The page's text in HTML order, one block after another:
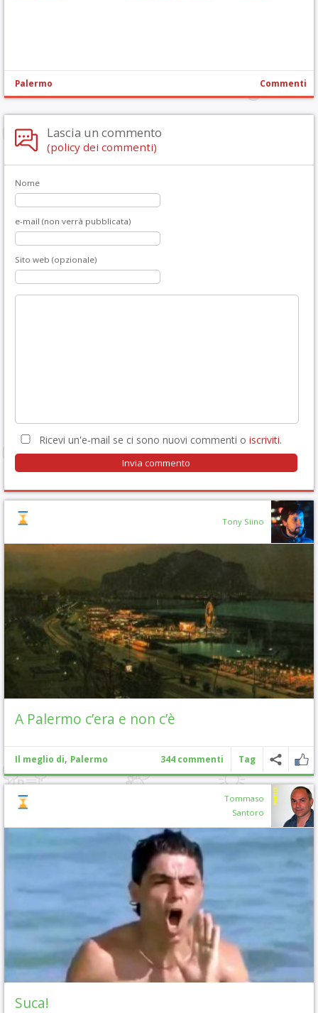
Palermo Commenti
Lascia un commento
(policy dei commenti)
Nome
e-mail (non verrà pubblicata)
Sito web (opzionale)
Ricevi un'e-mail se ci sono nuovi commenti o iscriviti.
Tony Siino
A Palermo c’era e non c’è
Il meglio di, Palermo 344 commenti Tag
Tommaso
Santoro
Suca!